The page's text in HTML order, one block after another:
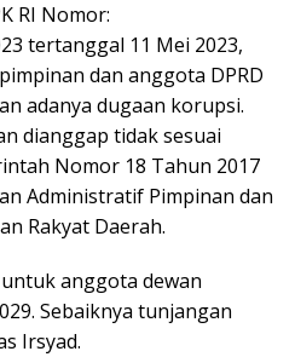
RI Nomor:
tertanggal 11 Mei 2023,
dan anggota DPRD
adanya dugaan korupsi.
dianggap tidak sesuai
Nomor 18 Tahun 2017
Administratif Pimpinan dan
Rakyat Daerah.
anggota dewan
Sebaiknya tunjangan
Irsyad.